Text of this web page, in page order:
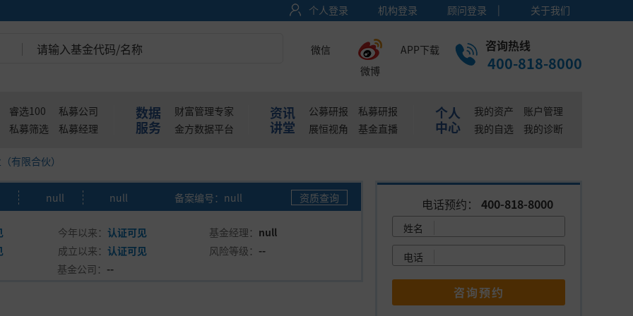
个人登录 机构登录 顾问登录 | 关于我们
微信
微博
APP下载 咨询热线
400-818-8000
睿选100
私募公司
私募筛选
私募经理
数据
服务
财富管理专家
金方数据平台
资讯
讲堂
公募研报
私募研报
展恒视角
基金直播
个人
中心
我的资产
账户管理
我的自选
我的诊断
有限合伙）
电话预约： 400-818-8000
姓名
电话
咨询预约
null null 备案编号：null 资质查询
今年以来： 认证可见 基金经理： null
成立以来： 认证可见 风险等级： --
基金公司： --